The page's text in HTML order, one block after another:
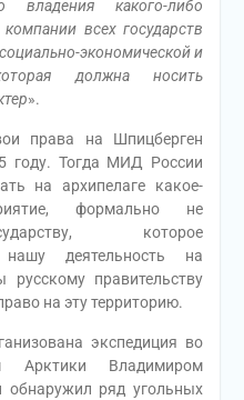
владения какого-либо
всех государств
экономической и
должна носить
».
права на Шпицберген
году. Тогда МИД России
на архипелаге какое-
формально не
которое
деятельность на
правительству
на эту территорию.
экспедиция во
Арктики Владимиром
ряд угольных